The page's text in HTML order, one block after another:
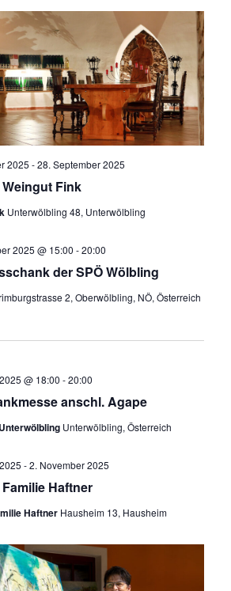
d
A
n
s
i
c
N
a
t
g
a
t
o
n
Fink
2025 -28. September 2025
Unterwölbling 48, Unterwölbling
der SPÖ Wölbling
2025 @ 15:00 -20:00
2, Oberwölbling, NÖ, Österreich
anschl. Agape
@ 18:00 -20:00
Unterwölbling, Österreich
Haftner
-2. November 2025
Haftner Hausheim 13, Hausheim